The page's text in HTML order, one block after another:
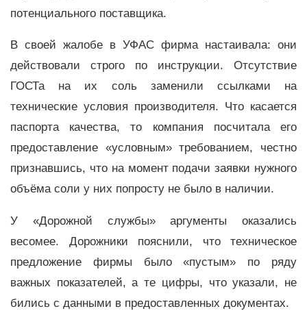
потенциального поставщика.
В своей жалобе в УФАС фирма настаивала: они
действовали строго по инструкции. Отсутствие
ГОСТа на их соль заменили ссылками на
технические условия производителя. Что касается
паспорта качества, то компания посчитала его
предоставление «условным» требованием, честно
признавшись, что на момент подачи заявки нужного
объёма соли у них попросту не было в наличии.
У «Дорожной службы» аргументы оказались
весомее. Дорожники пояснили, что техническое
предложение фирмы было «пустым» по ряду
важных показателей, а те цифры, что указали, не
бились с данными в предоставленных документах.